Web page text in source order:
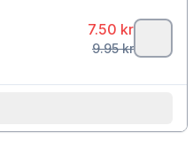
7.50 kr
9.95kr